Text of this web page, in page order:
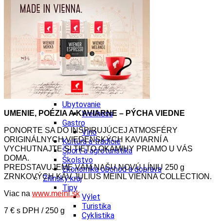
Šport a agroturistika
Školstvo
Nitriansky kraj
Tipy
Výlet
Turistika
Hrady
Podujatia
Výstava
Festival
Divadlo
Ubytovanie
Wellness
Gastro
Víno
Kultúra a tradície
Šport a agroturistika
Školstvo
Ekonomika obchod a doprava
Žilinský kraj
Tipy
Výlet
Turistika
Cyklistika
UMENIE, POÉZIA A KAVIARNE – PÝCHA VIEDNE
PONORTE SA DO INŠPIRUJÚCEJ ATMOSFÉRY
ORIGINÁLNYCH VIEDENSKÝCH KAVIARNÍ A
VYCHUTNAJTE SI TIETO OKAMIHY PRIAMO U VÁS
DOMA.
PREDSTAVUJEME VÁM NAŠU NOVÚ LÍNIU 250 g
ZRNKOVÝCH KÁV JULIUS MEINL VIENNA COLLECTION.
Viac na www.meinl.sk
7 € s DPH / 250 g